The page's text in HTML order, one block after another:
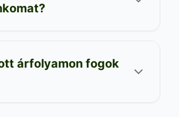
árfolyamon fogok